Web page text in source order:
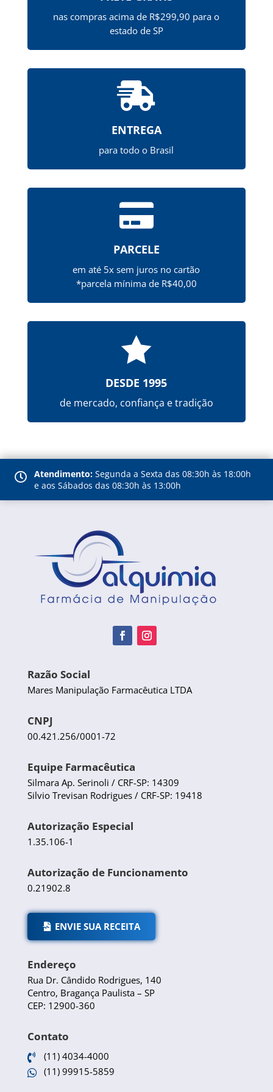
nas compras acima de R$299,90 para o
estado de SP

ENTREGA
para todo o Brasil

PARCELE
em até 5x sem juros no cartão
*parcela mínima de R$40,00

DESDE 1995
de mercado, confiança e tradição
 Atendimento: Segunda a Sexta das 08:30h às 18:00h
e aos Sábados das 08:30h às 13:00h
Razão Social
Mares Manipulação Farmacêutica LTDA
CNPJ
00.421.256/0001-72
Equipe Farmacêutica
Silmara Ap. Serinoli / CRF-SP: 14309
Silvio Trevisan Rodrigues / CRF-SP: 19418
Autorização Especial
1.35.106-1
Autorização de Funcionamento
0.21902.8
ENVIE SUA RECEITA
Endereço
Rua Dr. Cândido Rodrigues, 140
Centro, Bragança Paulista – SP
CEP: 12900-360
Contato
 (11) 4034-4000
 (11) 99915-5859